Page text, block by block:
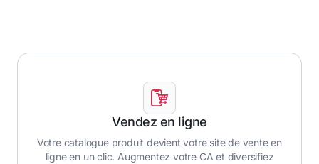
Vendez en ligne
Votre catalogue produit devient votre site de vente en
ligne en un clic. Augmentez votre CA et diversifiez